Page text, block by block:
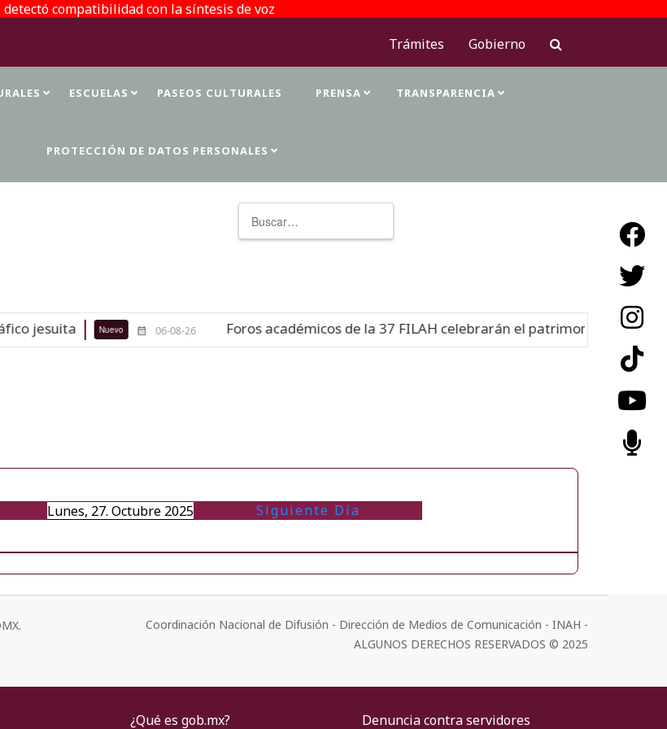
detectó compatibilidad con la síntesis de voz
Trámites
Gobierno
ESCUELAS PASEOS CULTURALES PRENSA TRANSPARENCIA
PROTECCIÓN DE DATOS PERSONALES
jesuita Nuevo 06-08-26 Foros académicos de la 37 FILAH celebrarán el patrimonio cultural
Lunes, 27. Octubre 2025 Siguiente Día
Coordinación Nacional de Difusión - Dirección de Medios de Comunicación - INAH -
ALGUNOS DERECHOS RESERVADOS © 2025
¿Qué es gob.mx?
Denuncia contra servidores